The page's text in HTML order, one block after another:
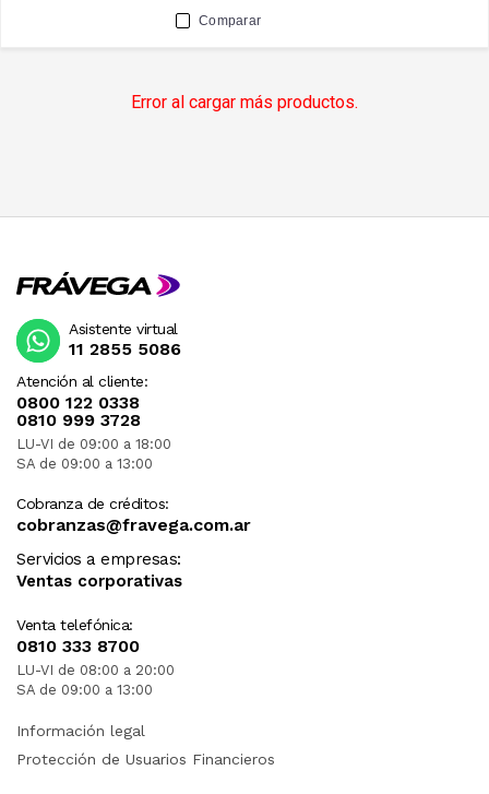
Comparar
Error al cargar más productos.
Atención al cliente:
0800 122 0338
0810 999 3728
LU-VI de 09:00 a 18:00
SA de 09:00 a 13:00
Cobranza de créditos:
cobranzas@fravega.com.ar
Servicios a empresas:
Ventas corporativas
Venta telefónica:
0810 333 8700
LU-VI de 08:00 a 20:00
SA de 09:00 a 13:00
Asistente virtual
11 2855 5086
Información legal
Protección de Usuarios Financieros